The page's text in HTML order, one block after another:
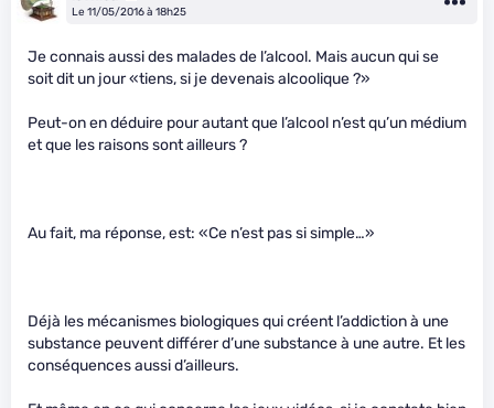
Le 11/05/2016 à 18h25
Je connais aussi des malades de l’alcool. Mais aucun qui se
soit dit un jour «tiens, si je devenais alcoolique ?»
Peut-on en déduire pour autant que l’alcool n’est qu’un médium
et que les raisons sont ailleurs ?
Au fait, ma réponse, est: «Ce n’est pas si simple…»
Déjà les mécanismes biologiques qui créent l’addiction à une
substance peuvent différer d’une substance à une autre. Et les
conséquences aussi d’ailleurs.